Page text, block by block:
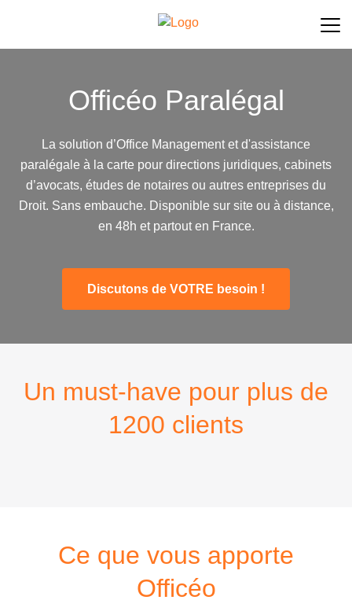
Officéo Paralégal
La solution d’Office Management et d'assistance
paralégale à la carte pour directions juridiques, cabinets
d’avocats, études de notaires ou autres entreprises du
Droit. Sans embauche. Disponible sur site ou à distance,
en 48h et partout en France.
Discutons de VOTRE besoin !
Un must-have pour plus de
1200 clients
Ce que vous apporte
Officéo